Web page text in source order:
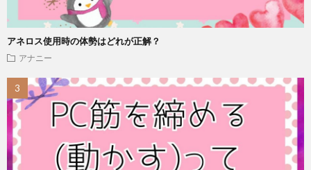
アネロス使用時の体勢はどれが正解？
アナニー